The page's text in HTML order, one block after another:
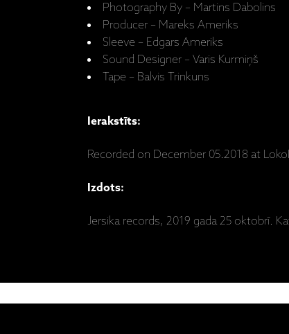
Photography By – Martins Dabolins
Producer – Mareks Ameriks
Sleeve – Edgars Ameriks
Sound Designer – Varis Kurmiņš
Tape – Balvis Trinkuns
Ierakstīts:
Recorded on December 05.2018 at
Izdots:
Jersika records, 2019 gada 25 oktobrī.